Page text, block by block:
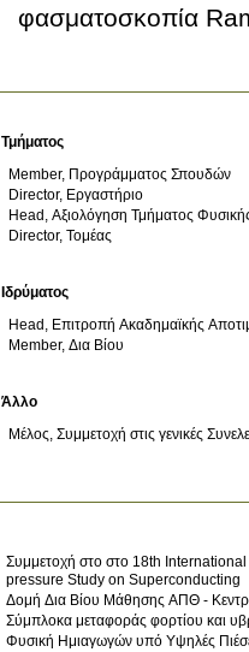
φασματοσκοπία
Τμήματος
Member, Προγράμματος Σπουδών
Director, Εργαστήριο
Head, Αξιολόγηση Τμήματος
Director, Τομέας
Ιδρύματος
Head, Επιτροπή Ακαδημαϊκής
Member, Δια Βίου
Άλλο
Μέλος, Συμμετοχή στις γενικές
Συμμετοχή στο στο 18th
pressure Study on Superconducting
Δομή Δια Βίου Μάθησης ΑΠΘ -
Σύμπλοκα μεταφοράς φορτίου και
Φυσική Ημιαγωγών υπό Υψηλές